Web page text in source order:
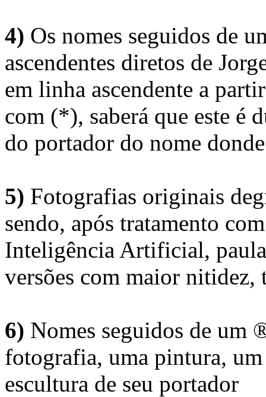
4) Os nomes seguidos de
ascendentes diretos de
em linha ascendente a
com (*), saberá que este é
do portador do nome
5) Fotografias originais
sendo, após tratamento
Inteligência Artificial,
versões com maior nitidez,
6) Nomes seguidos de um
fotografia, uma pintura,
escultura de seu portador